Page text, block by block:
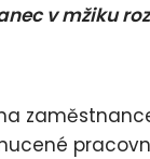
v mžiku